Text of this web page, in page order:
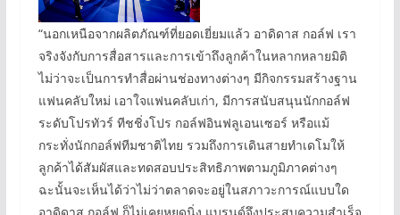
“นอกเหนือจากผลิตภัณฑ์ที่ยอดเยี่ยมแล้ว อาดิดาส กอล์ฟ เรา
จริงจังกับการสื่อสารและการเข้าถึงลูกค้าในหลากหลายมิติ
ไม่ว่าจะเป็นการทำสื่อผ่านช่องทางต่างๆ มีกิจกรรมสร้างฐาน
แฟนคลับใหม่ เอาใจแฟนคลับเก่า, มีการสนับสนุนนักกอล์ฟ
ระดับโปรทัวร์ ทีชชิ่งโปร กอล์ฟอินฟลูเอนเซอร์ หรือแม้
กระทั่งนักกอล์ฟทีมชาติไทย รวมถึงการเดินสายทำเดโมให้
ลูกค้าได้สัมผัสและทดสอบประสิทธิภาพตามภูมิภาคต่างๆ
ฉะนั้นจะเห็นได้ว่าไม่ว่าตลาดจะอยู่ในสภาวะการณ์แบบใด